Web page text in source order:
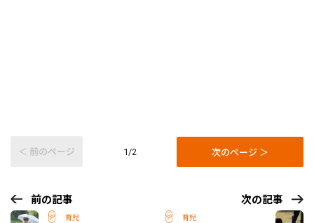
＜ 前のページ 1/2 次のページ ＞
前の記事
育児
次の記事
育児